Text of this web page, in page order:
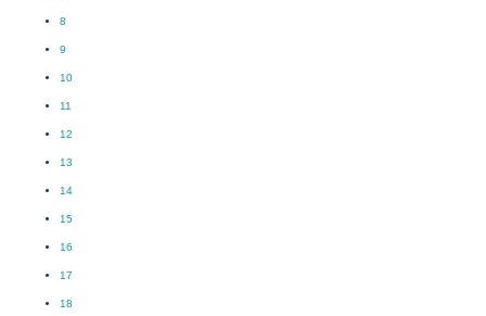
8
9
10
11
12
13
14
15
16
17
18